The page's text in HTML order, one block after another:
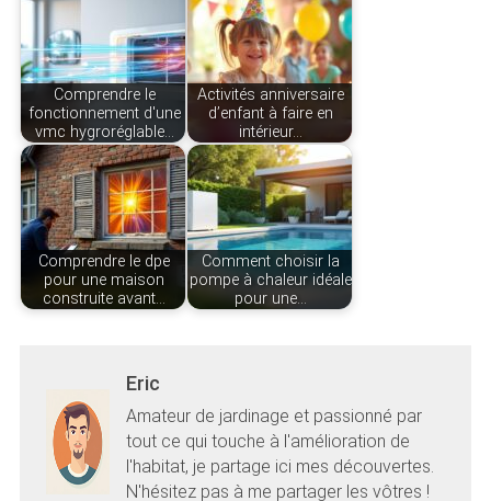
Comprendre le
fonctionnement d'une
vmc hygroréglable…
Activités anniversaire
d’enfant à faire en
intérieur…
Comprendre le dpe
pour une maison
construite avant…
Comment choisir la
pompe à chaleur idéale
pour une…
Eric
Amateur de jardinage et passionné par
tout ce qui touche à l'amélioration de
l'habitat, je partage ici mes découvertes.
N'hésitez pas à me partager les vôtres !